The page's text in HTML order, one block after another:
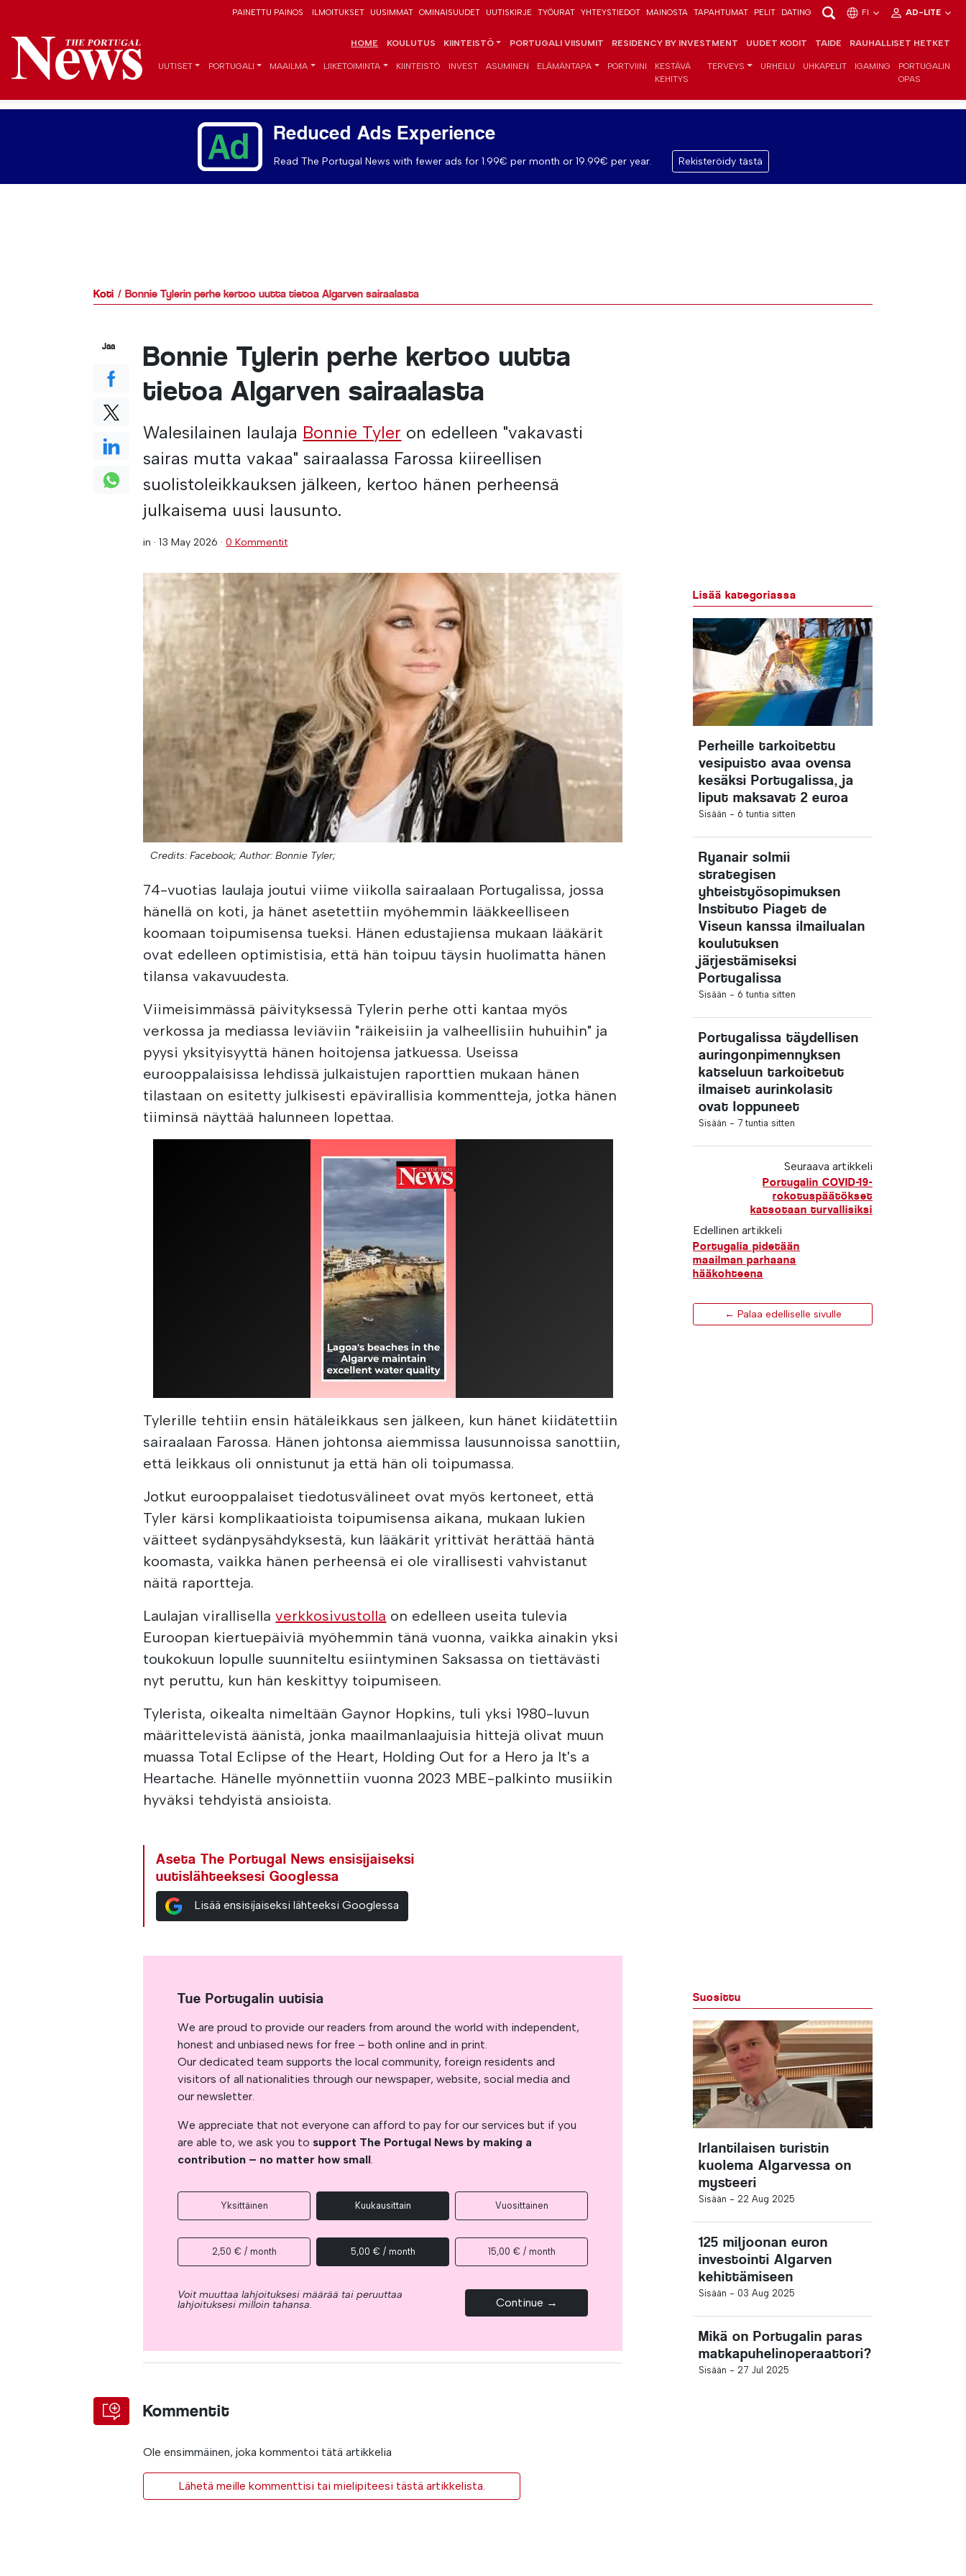
PAINETTU PAINOS ILMOITUKSET UUSIMMAT OMINAISUUDET UUTISKIRJE TYÖURAT YHTEYSTIEDOT MAINOSTA TAPAHTUMAT PELIT DATING FI AD-LITE
HOME KOULUTUS KIINTEISTÖ PORTUGALI VIISUMIT RESIDENCY BY INVESTMENT UUDET KODIT TAIDE RAUHALLISET HETKET
UUTISET PORTUGALI MAAILMA LIIKETOIMINTA KIINTEISTÖ INVEST ASUMINEN ELÄMÄNTAPA PORTVIINI
KESTÄVÄ
KEHITYS
TERVEYS URHEILU UHKAPELIT IGAMING
PORTUGALIN
OPAS
Reduced Ads Experience
Read The Portugal News with fewer ads for 1.99€ per month or 19.99€ per year. Rekisteröidy tästä
Koti Bonnie Tylerin perhe kertoo uutta tietoa Algarven sairaalasta
Bonnie Tylerin perhe kertoo uutta
tietoa Algarven sairaalasta
Walesilainen laulaja Bonnie Tyler on edelleen "vakavasti
sairas mutta vakaa" sairaalassa Farossa kiireellisen
suolistoleikkauksen jälkeen, kertoo hänen perheensä
julkaisema uusi lausunto.
in ·13 May 2026 ·0 Kommentit
Credits: Facebook; Author: Bonnie Tyler;
74-vuotias laulaja joutui viime viikolla sairaalaan Portugalissa, jossa
hänellä on koti, ja hänet asetettiin myöhemmin lääkkeelliseen
koomaan toipumisensa tueksi. Hänen edustajiensa mukaan lääkärit
ovat edelleen optimistisia, että hän toipuu täysin huolimatta hänen
tilansa vakavuudesta.
Viimeisimmässä päivityksessä Tylerin perhe otti kantaa myös
verkossa ja mediassa leviäviin "räikeisiin ja valheellisiin huhuihin" ja
pyysi yksityisyyttä hänen hoitojensa jatkuessa. Useissa
eurooppalaisissa lehdissä julkaistujen raporttien mukaan hänen
tilastaan on esitetty julkisesti epävirallisia kommentteja, jotka hänen
tiiminsä näyttää halunneen lopettaa.
Tylerille tehtiin ensin hätäleikkaus sen jälkeen, kun hänet kiidätettiin
sairaalaan Farossa. Hänen johtonsa aiemmissa lausunnoissa sanottiin,
että leikkaus oli onnistunut ja että hän oli toipumassa.
Jotkut eurooppalaiset tiedotusvälineet ovat myös kertoneet, että
Tyler kärsi komplikaatioista toipumisensa aikana, mukaan lukien
väitteet sydänpysähdyksestä, kun lääkärit yrittivät herättää häntä
koomasta, vaikka hänen perheensä ei ole virallisesti vahvistanut
näitä raportteja.
Laulajan virallisellaverkkosivustolla on edelleen useita tulevia
Euroopan kiertuepäiviä myöhemmin tänä vuonna, vaikka ainakin yksi
toukokuun lopulle suunniteltu esiintyminen Saksassa on tiettävästi
nyt peruttu, kun hän keskittyy toipumiseen.
Tylerista, oikealta nimeltään Gaynor Hopkins, tuli yksi 1980-luvun
määrittelevistä äänistä, jonka maailmanlaajuisia hittejä olivat muun
muassa Total Eclipse of the Heart, Holding Out for a Hero ja It's a
Heartache. Hänelle myönnettiin vuonna 2023 MBE-palkinto musiikin
hyväksi tehdyistä ansioista.
Aseta The Portugal News ensisijaiseksi
uutislähteeksesi Googlessa
Lisää ensisijaiseksi lähteeksi Googlessa
Jaa
Lisää kategoriassa
Perheille tarkoitettu
vesipuisto avaa ovensa
kesäksi Portugalissa, ja
liput maksavat 2 euroa
Sisään - 6 tuntia sitten
Ryanair solmii
strategisen
yhteistyösopimuksen
Instituto Piaget de
Viseun kanssa ilmailualan
koulutuksen
järjestämiseksi
Portugalissa
Sisään - 6 tuntia sitten
Portugalissa täydellisen
auringonpimennyksen
katseluun tarkoitetut
ilmaiset aurinkolasit
ovat loppuneet
Sisään - 7 tuntia sitten
Seuraava artikkeli
Portugalin COVID-19-
rokotuspäätökset
katsotaan turvallisiksi
Edellinen artikkeli
Portugalia pidetään
maailman parhaana
hääkohteena
← Palaa edelliselle sivulle
Tue Portugalin uutisia
We are proud to provide our readers from around the world with independent,
honest and unbiased news for free – both online and in print.
Our dedicated team supports the local community, foreign residents and
visitors of all nationalities through our newspaper, website, social media and
our newsletter.
We appreciate that not everyone can afford to pay for our services but if you
are able to, we ask you to support The Portugal News by making a
contribution – no matter how small.
Yksittäinen Kuukausittain Vuosittainen
2,50 € / month 5,00 € / month 15,00 € / month
Voit muuttaa lahjoituksesi määrää tai peruuttaa
lahjoituksesi milloin tahansa. Continue →
Kommentit
Ole ensimmäinen, joka kommentoi tätä artikkelia
Lähetä meille kommenttisi tai mielipiteesi tästä artikkelista.
Suosittu
Irlantilaisen turistin
kuolema Algarvessa on
mysteeri
Sisään - 22 Aug 2025
125 miljoonan euron
investointi Algarven
kehittämiseen
Sisään - 03 Aug 2025
Mikä on Portugalin paras
matkapuhelinoperaattori?
Sisään - 27 Jul 2025